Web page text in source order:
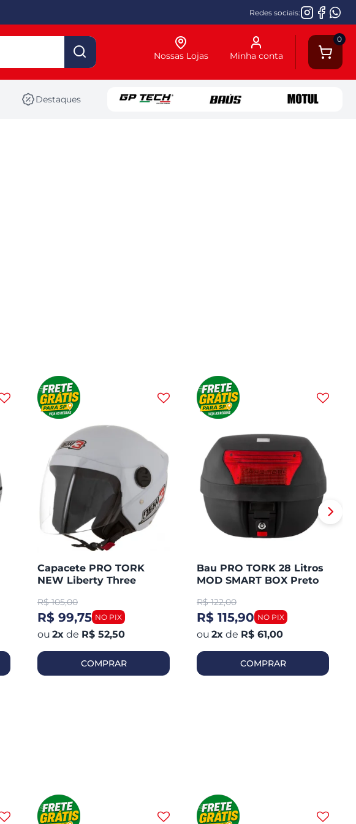
Redes sociais:
0
Minha conta
Nossas Lojas
Destaques
Capacete PRO TORK
NEW Liberty Three
R$ 105,00
R$ 99,75
2x de R$ 52,50
COMPRAR
Bau PRO TORK 28 Litros
MOD SMART BOX Preto
R$ 122,00
R$ 115,90
2x de R$ 61,00
COMPRAR